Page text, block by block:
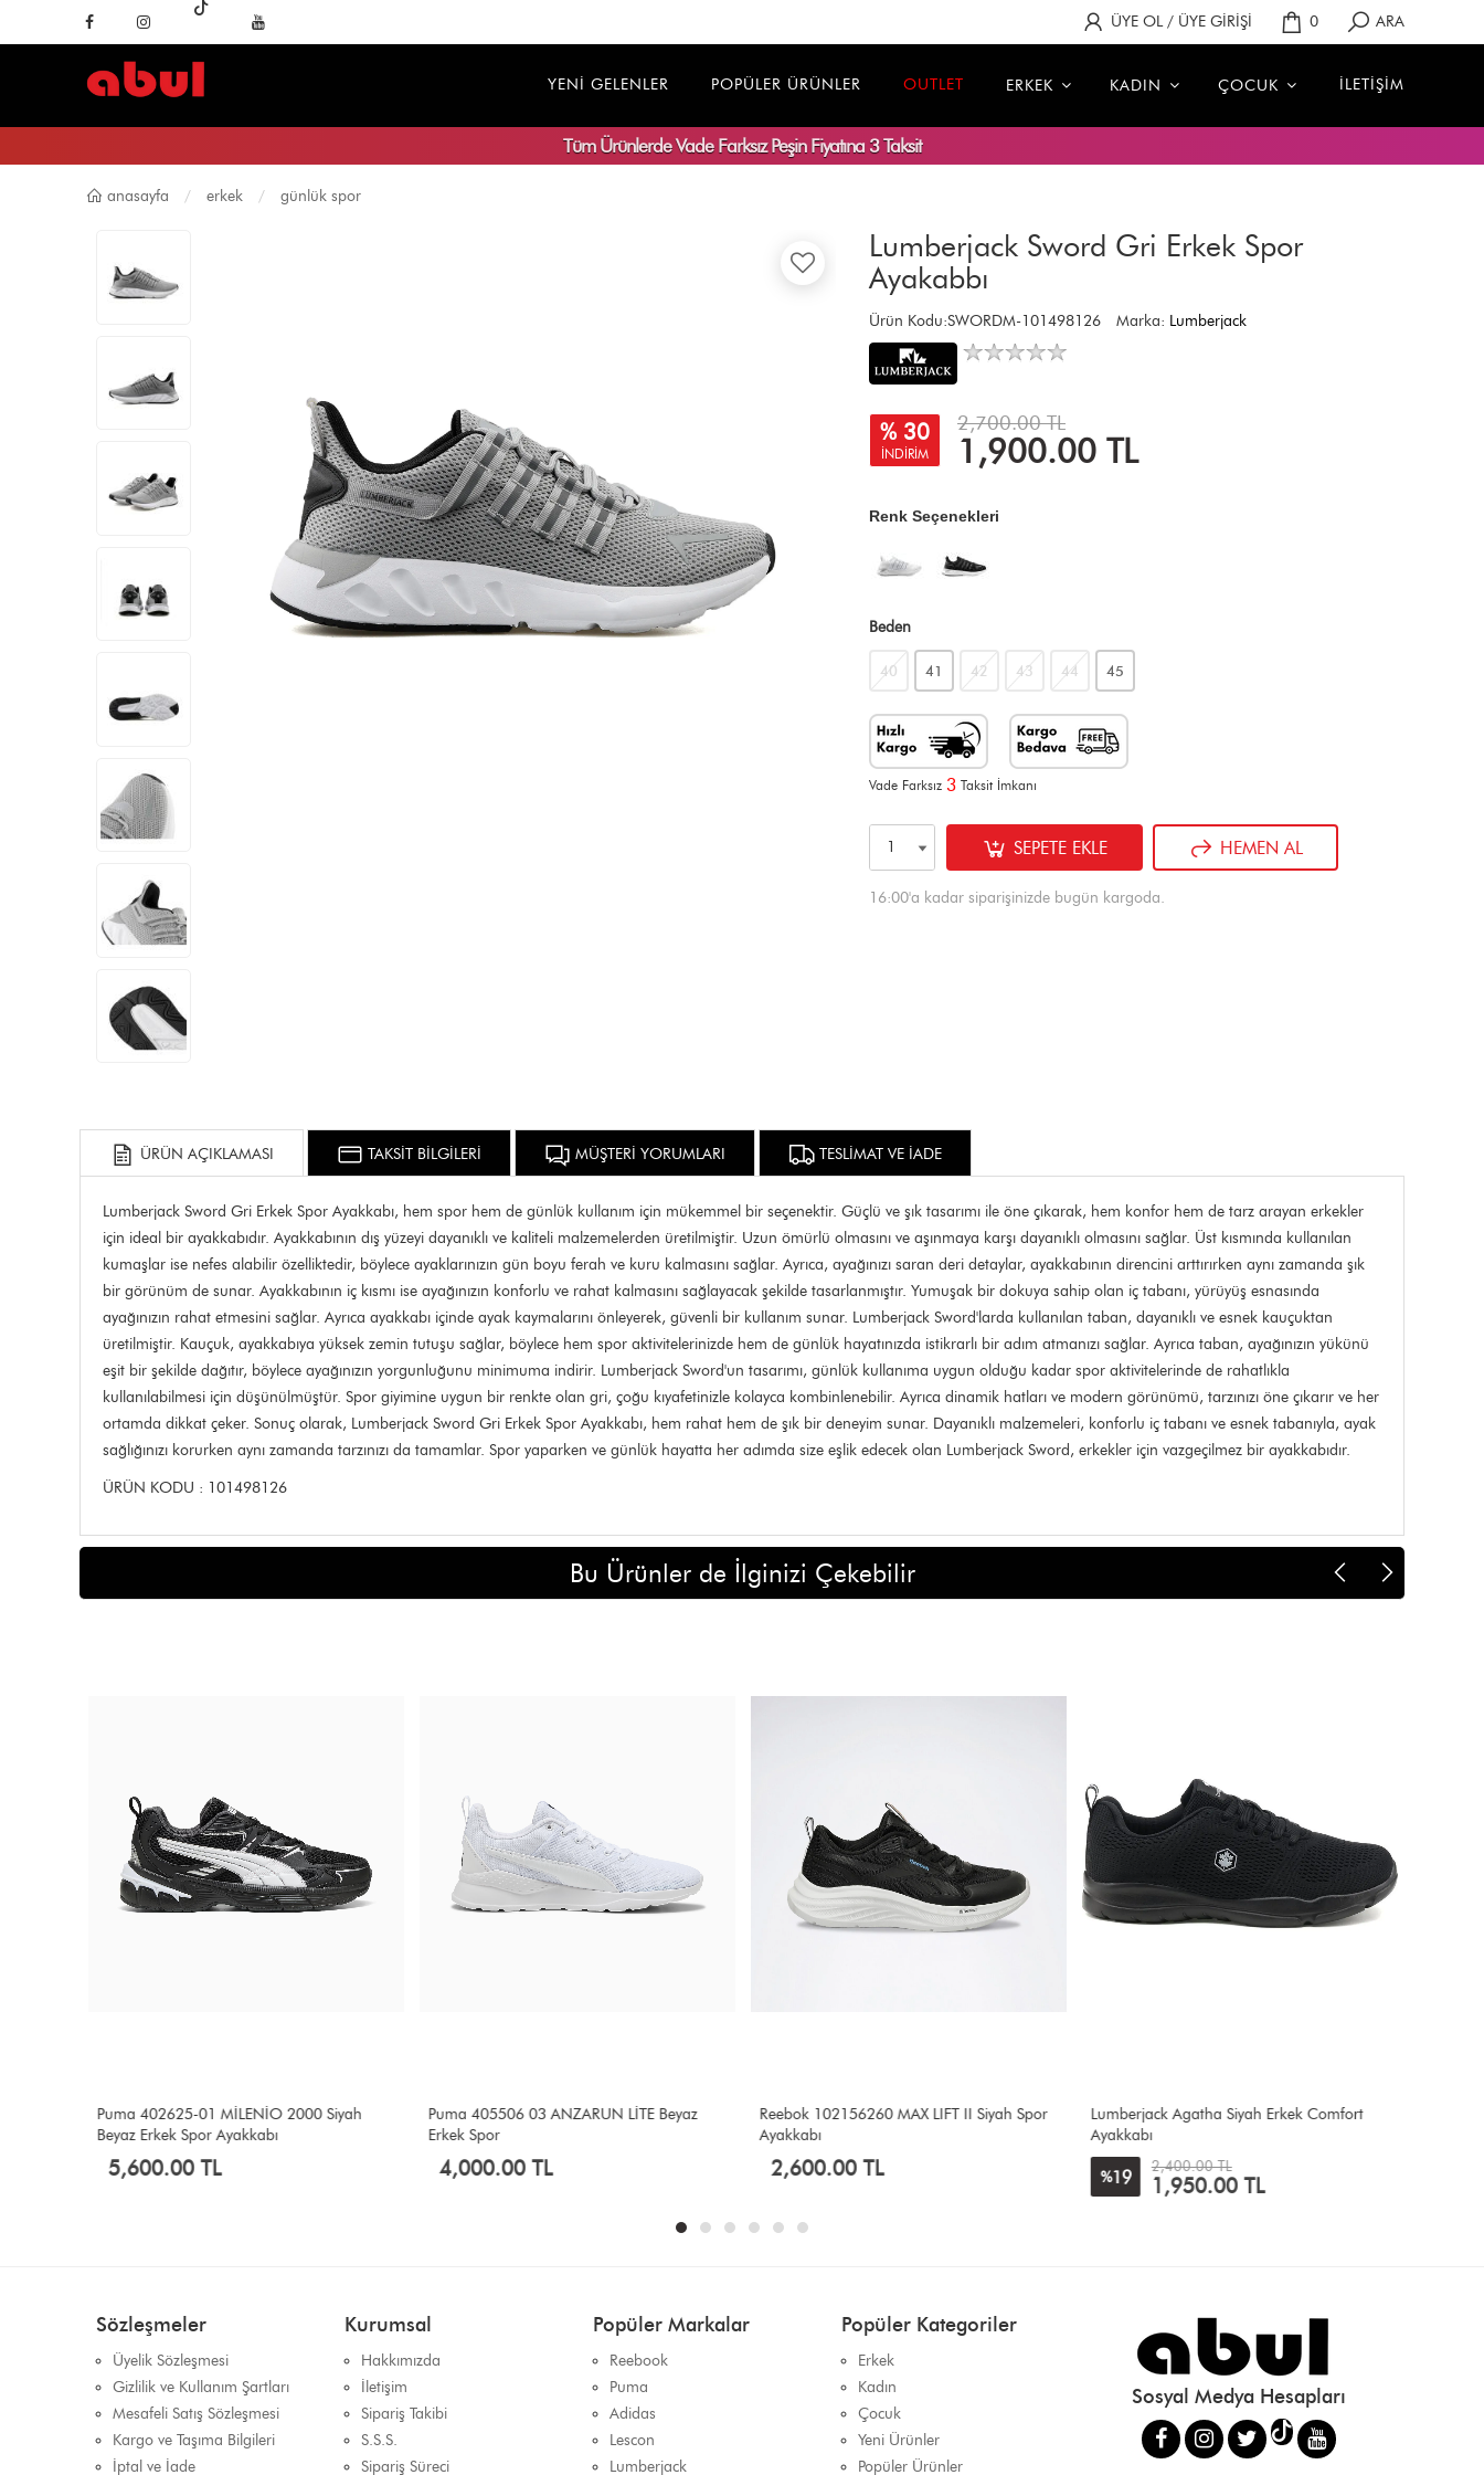
ÜYE OL / ÜYE GİRİŞİ 0 ARA
YENİ GELENLER POPÜLER ÜRÜNLER OUTLET ERKEK KADIN ÇOCUK İLETİŞİM
Tüm ÜrünlerdeVade FarksızPeşin Fiyatına 3 Taksit
anasayfa erkek günlük spor
Lumberjack Sword Gri Erkek Spor
Ayakabbı
Ürün Kodu:SWORDM-101498126 Marka: Lumberjack
% 30
İNDİRİM
2,700.00 TL
1,900.00 TL
Renk Seçenekleri
Beden
40 41 42 43 44 45
Vade Farksız 3 Taksit İmkanı
SEPETE EKLE HEMEN AL
16:00'a kadar siparişinizde bugün kargoda.
ÜRÜN AÇIKLAMASI TAKSİT BİLGİLERİ MÜŞTERİ YORUMLARI TESLİMAT VE İADE
Lumberjack Sword Gri Erkek Spor Ayakkabı, hem spor hem de günlük kullanım için mükemmel bir seçenektir. Güçlü ve şık tasarımı ile öne çıkarak, hem konfor hem de tarz arayan erkekler
için ideal bir ayakkabıdır. Ayakkabının dış yüzeyi dayanıklı ve kaliteli malzemelerden üretilmiştir. Uzun ömürlü olmasını ve aşınmaya karşı dayanıklı olmasını sağlar. Üst kısmında kullanılan
kumaşlar ise nefes alabilir özelliktedir, böylece ayaklarınızın gün boyu ferah ve kuru kalmasını sağlar. Ayrıca, ayağınızı saran deri detaylar, ayakkabının direncini arttırırken aynı zamanda şık
bir görünüm de sunar. Ayakkabının iç kısmı ise ayağınızın konforlu ve rahat kalmasını sağlayacak şekilde tasarlanmıştır. Yumuşak bir dokuya sahip olan iç tabanı, yürüyüş esnasında
ayağınızın rahat etmesini sağlar. Ayrıca ayakkabı içinde ayak kaymalarını önleyerek, güvenli bir kullanım sunar. Lumberjack Sword'larda kullanılan taban, dayanıklı ve esnek kauçuktan
üretilmiştir. Kauçuk, ayakkabıya yüksek zemin tutuşu sağlar, böylece hem spor aktivitelerinizde hem de günlük hayatınızda istikrarlı bir adım atmanızı sağlar. Ayrıca taban, ayağınızın yükünü
eşit bir şekilde dağıtır, böylece ayağınızın yorgunluğunu minimuma indirir. Lumberjack Sword'un tasarımı, günlük kullanıma uygun olduğu kadar spor aktivitelerinde de rahatlıkla
kullanılabilmesi için düşünülmüştür. Spor giyimine uygun bir renkte olan gri, çoğu kıyafetinizle kolayca kombinlenebilir. Ayrıca dinamik hatları ve modern görünümü, tarzınızı öne çıkarır ve her
ortamda dikkat çeker. Sonuç olarak, Lumberjack Sword Gri Erkek Spor Ayakkabı, hem rahat hem de şık bir deneyim sunar. Dayanıklı malzemeleri, konforlu iç tabanı ve esnek tabanıyla, ayak
sağlığınızı korurken aynı zamanda tarzınızı da tamamlar. Spor yaparken ve günlük hayatta her adımda size eşlik edecek olan Lumberjack Sword, erkekler için vazgeçilmez bir ayakkabıdır.
ÜRÜN KODU : 101498126
Bu Ürünler de İlginizi Çekebilir
Puma 402625-01 MİLENİO 2000 Siyah
Beyaz Erkek Spor Ayakkabı
5,600.00 TL
Puma 405506 03 ANZARUN LİTE Beyaz
Erkek Spor
4,000.00 TL
Reebok 102156260 MAX LIFT II Siyah Spor
Ayakkabı
2,600.00 TL
Lumberjack Agatha Siyah Erkek Comfort
Ayakkabı
%19
2,400.00 TL
1,950.00 TL
Sözleşmeler
Üyelik Sözleşmesi
Gizlilik ve Kullanım Şartları
Mesafeli Satış Sözleşmesi
Kargo ve Taşıma Bilgileri
İptal ve İade
Kurumsal
Hakkımızda
İletişim
Sipariş Takibi
S.S.S.
Sipariş Süreci
Popüler Markalar
Reebook
Puma
Adidas
Lescon
Lumberjack
Popüler Kategoriler
Erkek
Kadın
Çocuk
Yeni Ürünler
Popüler Ürünler
Sosyal Medya Hesapları